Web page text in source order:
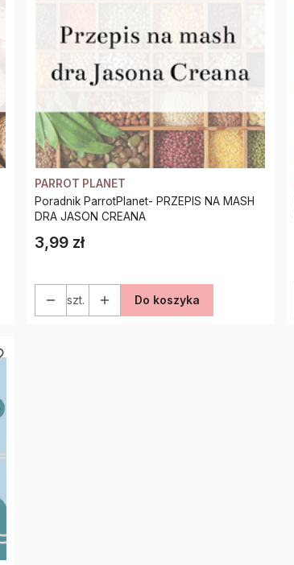
PARROT PLANET
Poradnik ParrotPlanet- PRZEPIS NA MASH
DRA JASON CREANA
Cena
3,99 zł
szt. Do koszyka